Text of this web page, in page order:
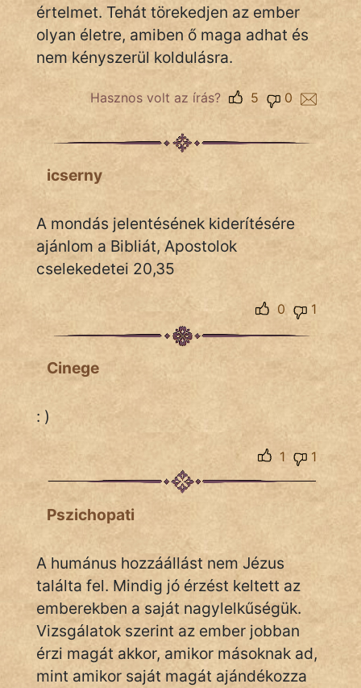
cinege
fantom
Jób Gedeon
Láron Ádám
vörös ördög
nagyöreg
NapHold
pszichopati
szegény legény
Hoffer Botond
értelmet. Tehát törekedjen az ember
olyan életre, amiben ő maga adhat és
nem kényszerül koldulásra.
Hasznos volt az írás? 0
5
icserny
A mondás jelentésének kiderítésére
ajánlom a Bibliát, Apostolok
cselekedetei 20,35
1
0
Cinege
: )
1
1
Pszichopati
A humánus hozzáállást nem Jézus
találta fel. Mindig jó érzést keltett az
emberekben a saját nagylelkűségük.
Vizsgálatok szerint az ember jobban
érzi magát akkor, amikor másoknak ad,
mint amikor saját magát ajándékozza